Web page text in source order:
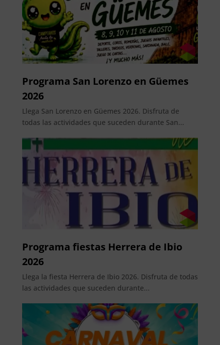
Programa San Lorenzo en Güemes
2026
Llega San Lorenzo en Güemes 2026. Disfruta de
todas las actividades que suceden durante San...
Programa fiestas Herrera de Ibio
2026
Llega la fiesta Herrera de Ibio 2026. Disfruta de todas
las actividades que suceden durante...